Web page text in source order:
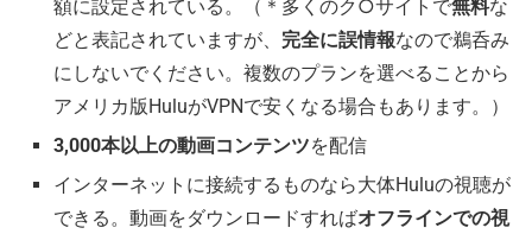
額に設定されている。（＊多くのク○サイトで無料な
どと表記されていますが、 完全に誤情報なので鵜呑み
にしないでください。複数のプランを選べることから
アメリカ版HuluがVPNで安くなる場合もあります。）
3,000本以上の動画コンテンツを配信
インターネットに接続するものなら大体Huluの視聴が
できる。動画をダウンロードすればオフラインでの視